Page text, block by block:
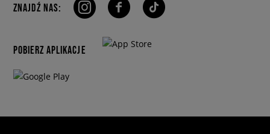
ZNAJDŹ NAS:
POBIERZ APLIKACJE